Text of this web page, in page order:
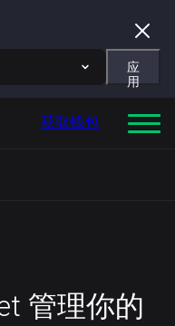
应
用
获取钱包
管理你的